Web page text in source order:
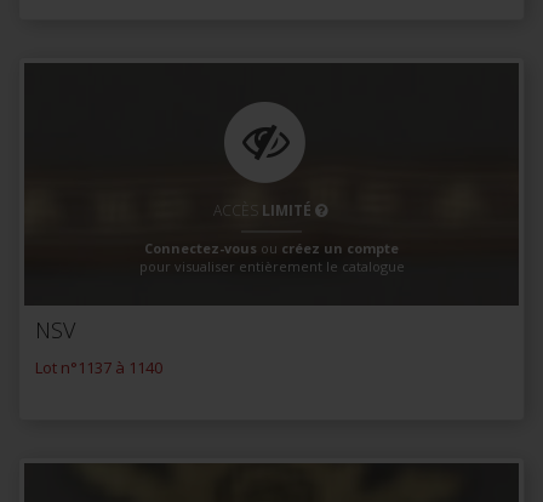
ACCÈS LIMITÉ
Connectez-vous ou créez un compte
pour visualiser entièrement le catalogue
NSV
Lot n°1137 à 1140